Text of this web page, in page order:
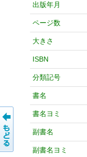
出版年月
ページ数
大きさ
ISBN
分類記号
書名
書名ヨミ
副書名
副書名ヨミ